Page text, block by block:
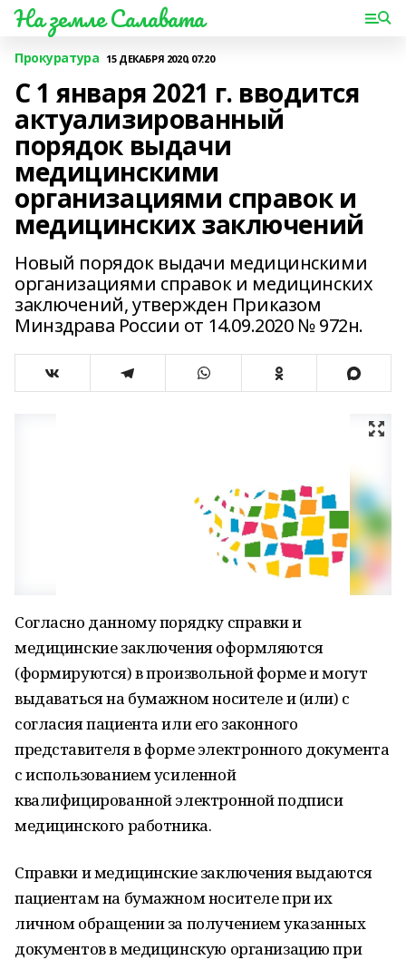
На земле Салавата
Прокуратура 15 ДЕКАБРЯ 2020, 07:20
С 1 января 2021 г. вводится
актуализированный
порядок выдачи
медицинскими
организациями справок и
медицинских заключений
Новый порядок выдачи медицинскими
организациями справок и медицинских
заключений, утвержден Приказом
Минздрава России от 14.09.2020 № 972н.
Согласно данному порядку справки и
медицинские заключения оформляются
(формируются) в произвольной форме и могут
выдаваться на бумажном носителе и (или) с
согласия пациента или его законного
представителя в форме электронного документа
с использованием усиленной
квалифицированной электронной подписи
медицинского работника.
Справки и медицинские заключения выдаются
пациентам на бумажном носителе при их
личном обращении за получением указанных
документов в медицинскую организацию при